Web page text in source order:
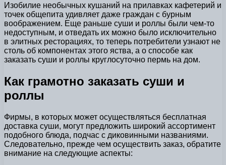
Изобилие необычных кушаний на прилавках кафетерий и
точек общепита удивляет даже граждан с бурным
воображением. Еще раньше суши и роллы были чем-то
недоступным, и отведать их можно было исключительно
в элитных ресторациях, то теперь потребители узнают не
столь об компонентах этого яства, а о способе как
заказать суши и роллы круглосуточно пермь на дом.
Как грамотно заказать суши и
роллы
Фирмы, в которых может осуществляться бесплатная
доставка суши, могут предложить широкий ассортимент
подобного блюда, подчас с диковинными названиями.
Следовательно, прежде чем осуществить заказ, обратите
внимание на следующие аспекты: